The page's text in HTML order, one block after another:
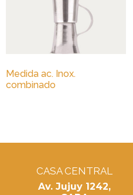
Medida ac. Inox.
combinado
CASA CENTRAL
Av. Jujuy 1242,